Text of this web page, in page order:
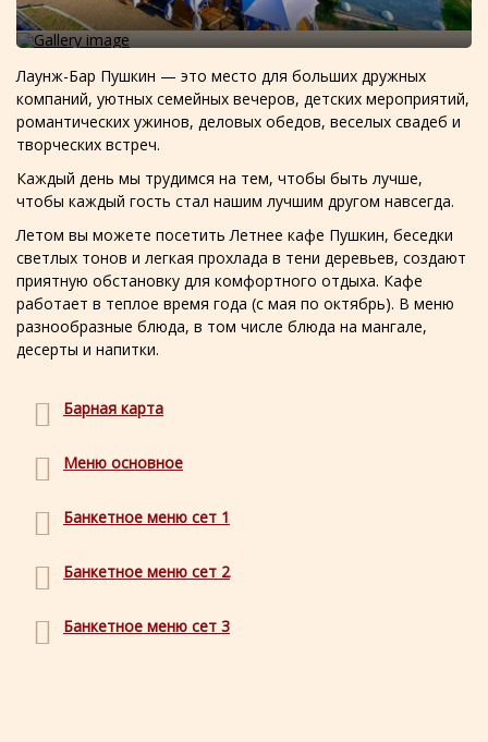
Лаунж-Бар Пушкин — это место для больших дружных
компаний, уютных семейных вечеров, детских мероприятий,
романтических ужинов, деловых обедов, веселых свадеб и
творческих встреч.
Каждый день мы трудимся на тем, чтобы быть лучше,
чтобы каждый гость стал нашим лучшим другом навсегда.
Летом вы можете посетить Летнее кафе Пушкин, беседки
светлых тонов и легкая прохлада в тени деревьев, создают
приятную обстановку для комфортного отдыха. Кафе
работает в теплое время года (с мая по октябрь). В меню
разнообразные блюда, в том числе блюда на мангале,
десерты и напитки.
Барная карта
Меню основное
Банкетное меню сет 1
Банкетное меню сет 2
Банкетное меню сет 3